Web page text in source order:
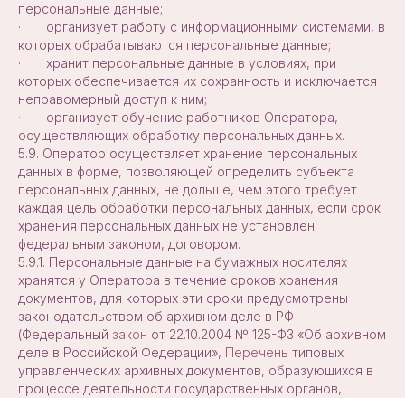
персональные данные;
· организует работу с информационными системами, в
которых обрабатываются персональные данные;
· хранит персональные данные в условиях, при
которых обеспечивается их сохранность и исключается
неправомерный доступ к ним;
· организует обучение работников Оператора,
осуществляющих обработку персональных данных.
5.9. Оператор осуществляет хранение персональных
данных в форме, позволяющей определить субъекта
персональных данных, не дольше, чем этого требует
каждая цель обработки персональных данных, если срок
хранения персональных данных не установлен
федеральным законом, договором.
5.9.1. Персональные данные на бумажных носителях
хранятся у Оператора в течение сроков хранения
документов, для которых эти сроки предусмотрены
законодательством об архивном деле в РФ
(Федеральный закон от 22.10.2004 № 125-ФЗ «Об архивном
деле в Российской Федерации», Перечень типовых
управленческих архивных документов, образующихся в
процессе деятельности государственных органов,